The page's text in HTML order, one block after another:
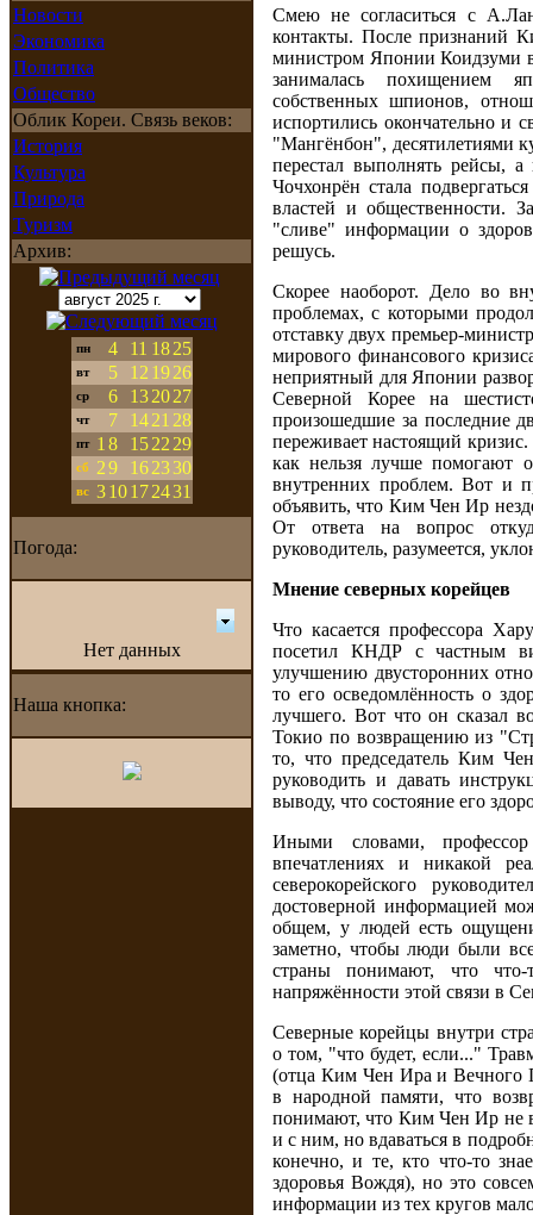
Новости
Экономика
Политика
Общество
Облик Кореи. Связь веков:
История
Культура
Природа
Туризм
Архив:
пн 4 11 18 25
вт 5 12 19 26
ср 6 13 20 27
чт 7 14 21 28
пт 1 8 15 22 29
сб 29 16 23 30
вс 3 10 17 2431
Погода:
Нет данных
Наша кнопка:
Смею не согласиться с
контакты. После признаний
министром Японии Коидзуми
занималась похищением
собственных шпионов,
испортились окончательно и
"Мангёнбон", десятилетиями
перестал выполнять рейсы, а
Чочхонрён стала
властей и общественности.
"сливе" информации о
решусь.
Скорее наоборот. Дело во
проблемах, с которыми
отставку двух премьер-
мирового финансового
неприятный для Японии
Северной Корее на
произошедшие за последние
переживает настоящий
как нельзя лучше помогают
внутренних проблем. Вот и
объявить, что Ким Чен Ир
От ответа на вопрос
руководитель, разумеется,
Мнение северных корейцев
Что касается профессора
посетил КНДР с частным
улучшению двусторонних
то его осведомлённость о
лучшего. Вот что он сказал
Токио по возвращению из
то, что председатель Ким
руководить и давать
выводу, что состояние его
Иными словами,
впечатлениях и никакой
северокорейского
достоверной информацией
общем, у людей есть
заметно, чтобы люди были
страны понимают, что
напряжённости этой связи в
Северные корейцы внутри
о том, "что будет, если..."
(отца Ким Чен Ира и Вечного
в народной памяти, что
понимают, что Ким Чен Ир не
и с ним, но вдаваться в
конечно, и те, кто что-то
здоровья Вождя), но это
информации из тех кругов